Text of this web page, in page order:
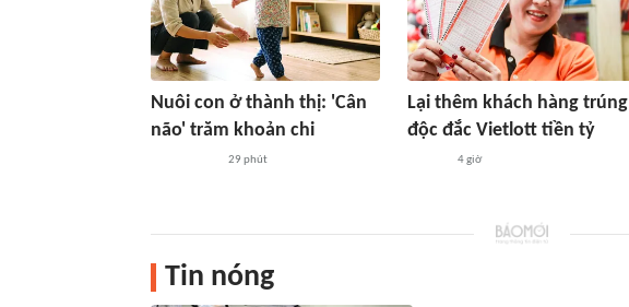
Nuôi con ở thành thị: 'Cân
não' trăm khoản chi
29 phút
Lại thêm khách hàng trúng
độc đắc Vietlott tiền tỷ
4 giờ
Tin nóng